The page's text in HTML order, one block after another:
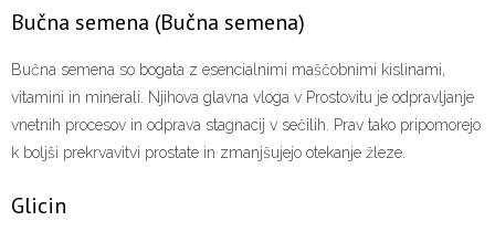
Bučna semena (Bučna semena)
Bučna semena so bogata z esencialnimi maščobnimi kislinami,
vitamini in minerali. Njihova glavna vloga v Prostovitu je odpravljanje
vnetnih procesov in odprava stagnacij v sečilih. Prav tako pripomorejo
k boljši prekrvavitvi prostate in zmanjšujejo otekanje žleze.
Glicin